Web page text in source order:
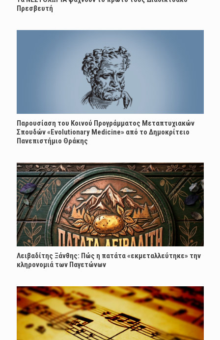
Πρεσβευτή
Παρουσίαση του Κοινού Προγράμματος Μεταπτυχιακών
Σπουδών «Evolutionary Medicine» από το Δημοκρίτειο
Πανεπιστήμιο Θράκης
Λειβαδίτης Ξάνθης: Πώς η πατάτα «εκμεταλλεύτηκε» την
κληρονομιά των Παγετώνων